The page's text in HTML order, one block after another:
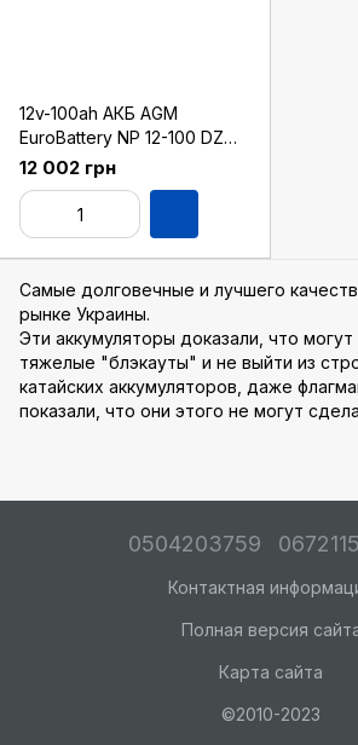
12v-100ah АКБ AGM
EuroBattery NP 12-100 DZM
(12в 100Ач)
12 002 грн
Самые долговечные и лучшего
рынке Украины.
Эти аккумуляторы доказали, что
тяжелые "блэкауты" и не выйти из
катайских аккумуляторов, даже
показали, что они этого не могут
0504203759
Контактная
Полная версия
Карта сайта
©2010-2023